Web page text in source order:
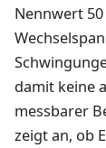
Nennwert
damit keine
messbarer
zeigt an, ob